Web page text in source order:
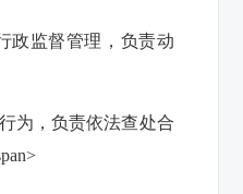
政监督管理，负责动
为，负责依法查处合